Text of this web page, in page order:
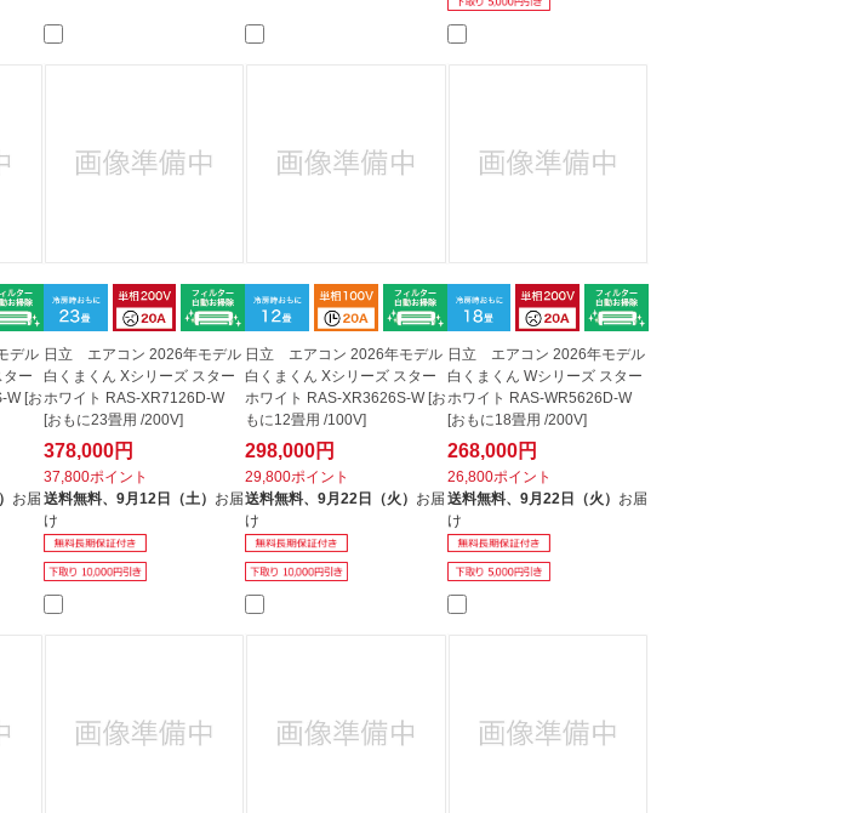
デル
ター
W [お
お届
日立 エアコン 2026年モデル
白くまくん Xシリーズ スター
ホワイト RAS-XR7126D-W
[おもに23畳用 /200V]
378,000円
37,800ポイント
送料無料、 9月12日（土） お届
け
日立 エアコン 2026年モデル
白くまくん Xシリーズ スター
ホワイト RAS-XR3626S-W [お
もに12畳用 /100V]
298,000円
29,800ポイント
送料無料、9月22日（火） お届
け
日立 エアコン 2026年モデル
白くまくん Wシリーズ スター
ホワイト RAS-WR5626D-W
[おもに18畳用 /200V]
268,000円
26,800ポイント
送料無料、 9月22日（火） お届
け